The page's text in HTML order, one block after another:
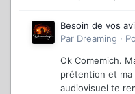
Besoin de vos
Par Dreaming ·
Ok Comemich.
prétention et ma
audiovisuel te